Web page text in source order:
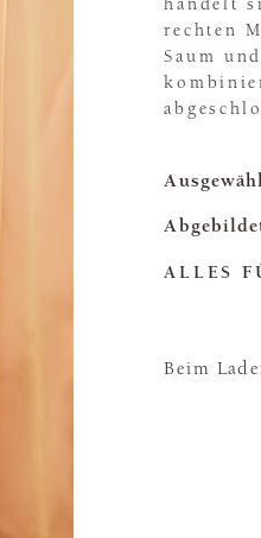
handelt
rechten
Saum
ALLES
Beim